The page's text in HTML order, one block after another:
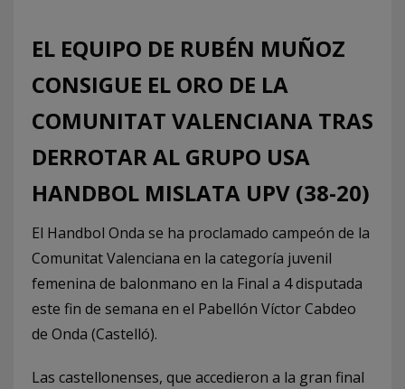
EL EQUIPO DE RUBÉN MUÑOZ
CONSIGUE EL ORO DE LA
COMUNITAT VALENCIANA TRAS
DERROTAR AL GRUPO USA
HANDBOL MISLATA UPV (38-20)
El Handbol Onda se ha proclamado campeón de la
Comunitat Valenciana en la categoría juvenil
femenina de balonmano en la Final a 4 disputada
este fin de semana en el Pabellón Víctor Cabdeo
de Onda (Castelló).
Las castellonenses, que accedieron a la gran final